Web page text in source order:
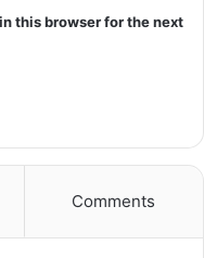
this browser for the next
Comments